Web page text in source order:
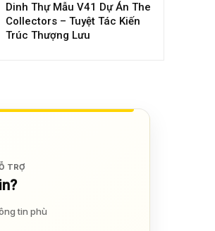
Dinh Thự Mẫu V41 Dự Án The
Collectors – Tuyệt Tác Kiến
Trúc Thượng Lưu
TRỢ
tin phù